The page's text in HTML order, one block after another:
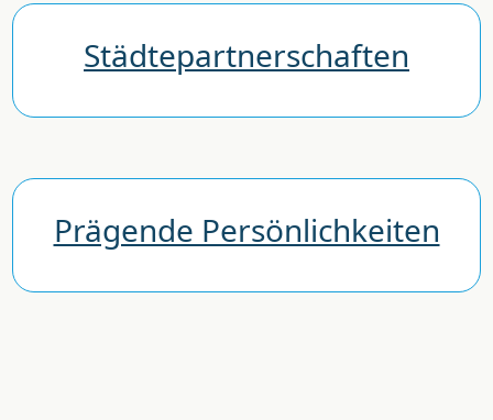
Städtepartnerschaften
Prägende Persönlichkeiten